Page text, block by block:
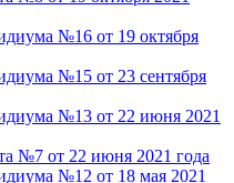
№16 от 19 октября
№15 от 23 сентября
№13 от 22 июня 2021
№7 от 22 июня 2021 года
№12 от 18 мая 2021